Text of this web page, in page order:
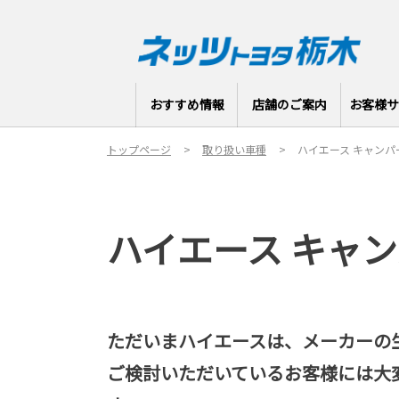
おすすめ情報 店舗のご案内 お客様
トップページ 取り扱い車種 ハイエース キャンパ
ハイエース キャ
ただいまハイエースは、メーカー
ご検討いただいているお客様には